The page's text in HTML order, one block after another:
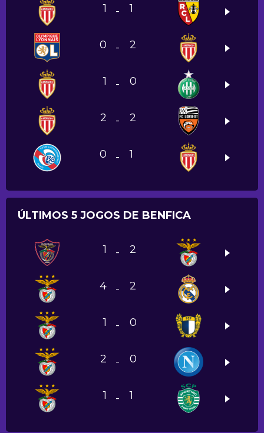
1 - 1
0 - 2
1 - 0
2 - 2
0 - 1
ÚLTIMOS 5 JOGOS DE BENFICA
1 - 2
4 - 2
1 - 0
2 - 0
1 - 1